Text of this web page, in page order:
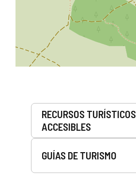
Servicios
RECURSOS TURÍSTICOS
ACCESIBLES
GUÍAS DE TURISMO